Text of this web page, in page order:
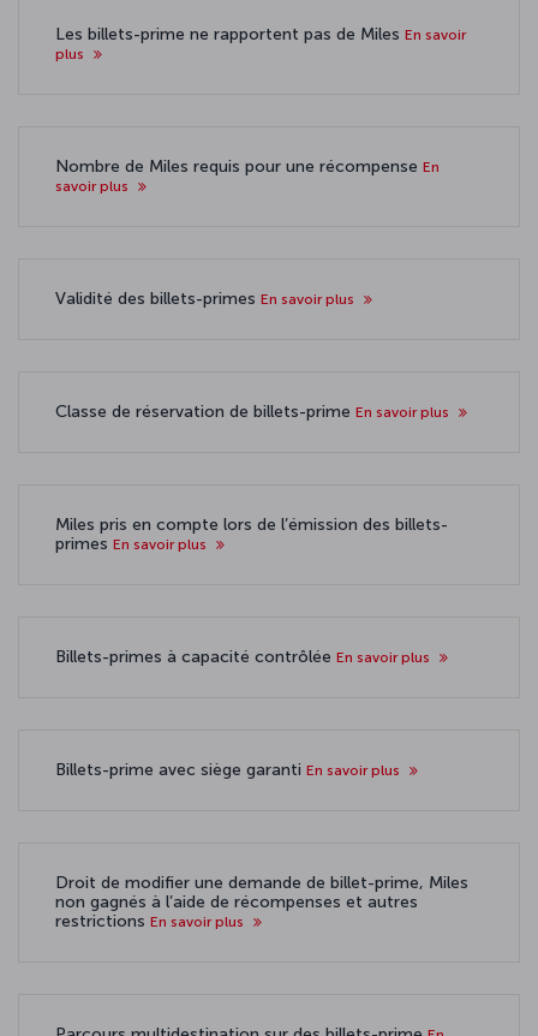
Les billets-prime ne rapportent pas de Miles En savoir
plus
Nombre de Miles requis pour une récompense En
savoir plus
Validité des billets-primes En savoir plus
Classe de réservation de billets-prime En savoir plus
Miles pris en compte lors de l’émission des billets-
primes En savoir plus
Billets-primes à capacité contrôlée En savoir plus
Billets-prime avec siège garanti En savoir plus
Droit de modifier une demande de billet-prime, Miles
non gagnés à l’aide de récompenses et autres
restrictions En savoir plus